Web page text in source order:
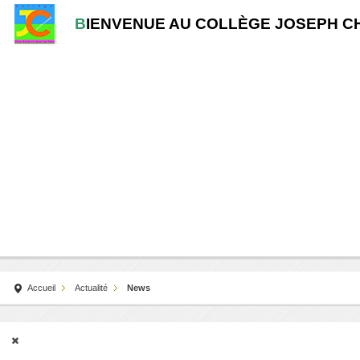
BIENVENUE AU COLLÈGE JOSEPH
Accueil Actualité News